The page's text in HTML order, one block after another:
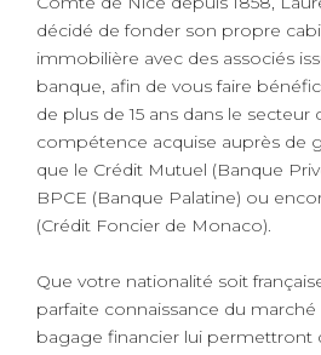
décidé de fonder son propre
immobilière avec des associés
banque, afin de vous faire
de plus de 15 ans dans le secteur
compétence acquise auprès de
que le Crédit Mutuel (Banque
BPCE (Banque Palatine) ou
(Crédit Foncier de Monaco).
Que votre nationalité soit
parfaite connaissance du marché
bagage financier lui permettront